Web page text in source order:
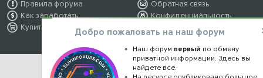
Правила форума
Как заработать
Купить премиум
Обратная связь
Конфиденциальность
Правообладателям
Добро пожаловать на наш форум
Наш форум первый по обмену
приватной информации. Здесь вы
найдете все.